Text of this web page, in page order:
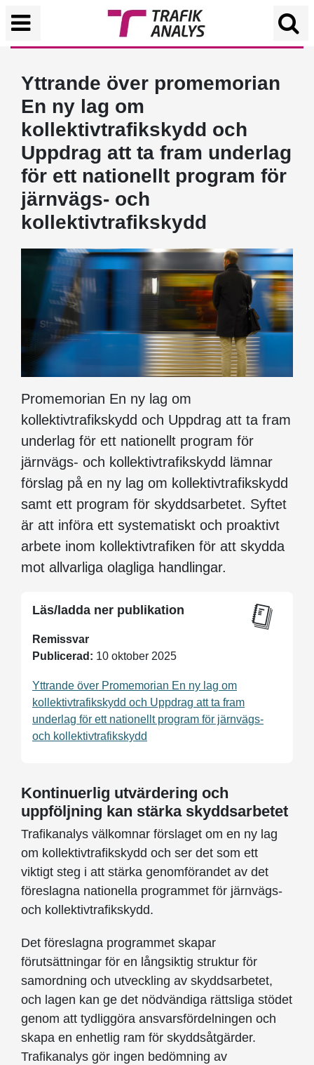
Yttrande över promemorian
En ny lag om
kollektivtrafikskydd och
Uppdrag att ta fram underlag
för ett nationellt program för
järnvägs- och
kollektivtrafikskydd
Promemorian En ny lag om
kollektivtrafikskydd och Uppdrag att ta fram
underlag för ett nationellt program för
järnvägs- och kollektivtrafikskydd lämnar
förslag på en ny lag om kollektivtrafikskydd
samt ett program för skyddsarbetet. Syftet
är att införa ett systematiskt och proaktivt
arbete inom kollektivtrafiken för att skydda
mot allvarliga olagliga handlingar.
Läs/ladda ner publikation
Remissvar
Publicerad: 10 oktober 2025
Yttrande över Promemorian En ny lag om
kollektivtrafikskydd och Uppdrag att ta fram
underlag för ett nationellt program för järnvägs-
och kollektivtrafikskydd
Kontinuerlig utvärdering och
uppföljning kan stärka skyddsarbetet
Trafikanalys välkomnar förslaget om en ny lag
om kollektivtrafikskydd och ser det som ett
viktigt steg i att stärka genomförandet av det
föreslagna nationella programmet för järnvägs-
och kollektivtrafikskydd.
Det föreslagna programmet skapar
förutsättningar för en långsiktig struktur för
samordning och utveckling av skyddsarbetet,
och lagen kan ge det nödvändiga rättsliga stödet
genom att tydliggöra ansvarsfördelningen och
skapa en enhetlig ram för skyddsåtgärder.
Trafikanalys gör ingen bedömning av